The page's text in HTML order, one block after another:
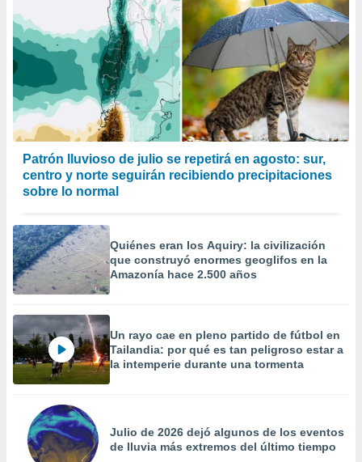
Patrón lluvioso de julio se repetirá en agosto: sur,
centro y norte seguirán recibiendo precipitaciones
sobre lo normal
Quiénes eran los Aquiry: la civilización
que construyó enormes geoglifos en la
Amazonía hace 2.500 años
Un rayo cae en pleno partido de fútbol en
Tailandia: por qué es tan peligroso estar a
la intemperie durante una tormenta
Julio de 2026 dejó algunos de los eventos
de lluvia más extremos del último tiempo